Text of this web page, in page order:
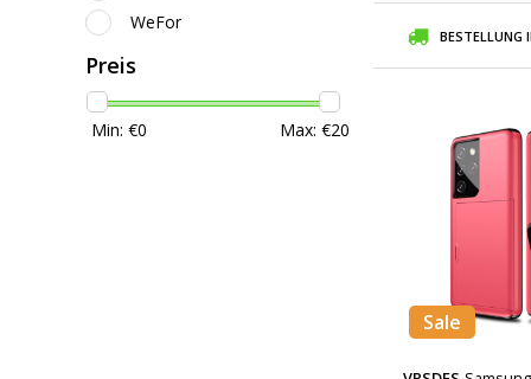
WeFor
Preis
Min: €0 Max: €20
BESTELLUNG
Sale